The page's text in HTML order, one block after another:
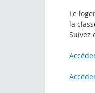
Le
la
Suivez